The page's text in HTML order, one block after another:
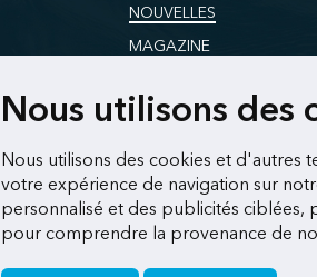
Nous utilisons des
Nous utilisons des cookies et d'autres
votre expérience de navigation sur
personnalisé et des publicités ciblées,
pour comprendre la provenance de
NOUVELLES
MAGAZINE